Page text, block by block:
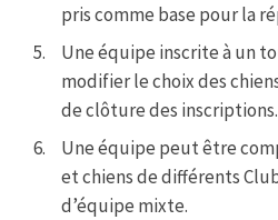
pris comme base pour la
Une équipe inscrite à un
modifier le choix des
de clôture des inscriptions.
Une équipe peut être
et chiens de différents
d’équipe mixte.